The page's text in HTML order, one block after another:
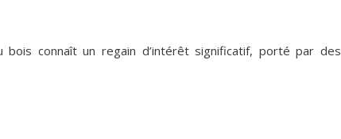
connaît un regain d’intérêt significatif, porté par des